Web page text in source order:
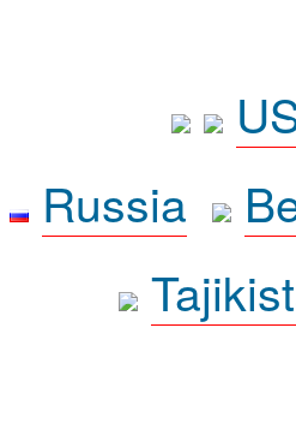
Russia